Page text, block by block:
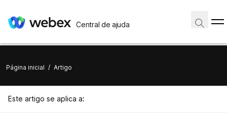
Central de ajuda
Página inicial / Artigo
Este artigo se aplica a: